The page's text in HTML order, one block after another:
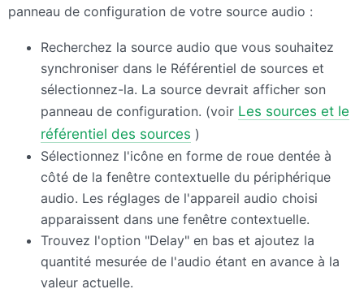
panneau de configuration de votre source audio :
Recherchez la source audio que vous souhaitez
synchroniser dans le Référentiel de sources et
sélectionnez-la. La source devrait afficher son
panneau de configuration. (voir Les sources et le
référentiel des sources )
Sélectionnez l'icône en forme de roue dentée à
côté de la fenêtre contextuelle du périphérique
audio. Les réglages de l'appareil audio choisi
apparaissent dans une fenêtre contextuelle.
Trouvez l'option "Delay" en bas et ajoutez la
quantité mesurée de l'audio étant en avance à la
valeur actuelle.